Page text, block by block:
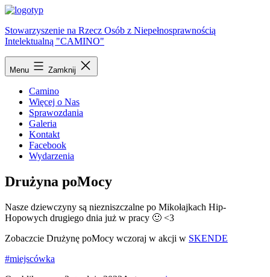
Przejdź
treści
Stowarzyszenie na Rzecz Osób z Niepełnosprawnością
Intelektualną "CAMINO"
Menu Zamknij
Camino
Więcej o Nas
Sprawozdania
Galeria
Kontakt
Facebook
Wydarzenia
Drużyna poMocy
Nasze dziewczyny są niezniszczalne po Mikołajkach Hip-
Hopowych drugiego dnia już w pracy 🙂 <3
Zobaczcie Drużynę poMocy wczoraj w akcji w SKENDE
#miejscówka